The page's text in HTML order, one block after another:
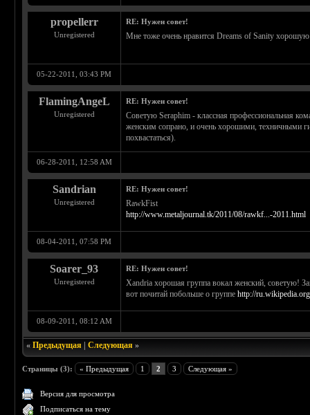
propellerr
Unregistered
RE: Нужен совет!
Мне тоже очень нравится Dreams of Sanity
05-22-2011, 03:43 PM
FlamingAngeL
Unregistered
RE: Нужен совет!
Советую Seraphim - классная профессиональная
женским сопрано, и очень хорошими, техничными
похвастаться).
06-28-2011, 12:58 AM
Sandrian
Unregistered
RE: Нужен совет!
RawkFist
http://www.metaljournal.tk/2011/08/rawkf...-2011.html
08-04-2011, 07:58 PM
Soarer_93
Unregistered
RE: Нужен совет!
Xandria хорошая группа вокал женский, советую!
вот почитай побольше о группеhttp://
08-09-2011, 08:12 AM
«Предыдущая |Следующая »
Страницы (3): « Предыдущая 1 2 3 Следующая »
Версия для просмотра
Подписаться на тему